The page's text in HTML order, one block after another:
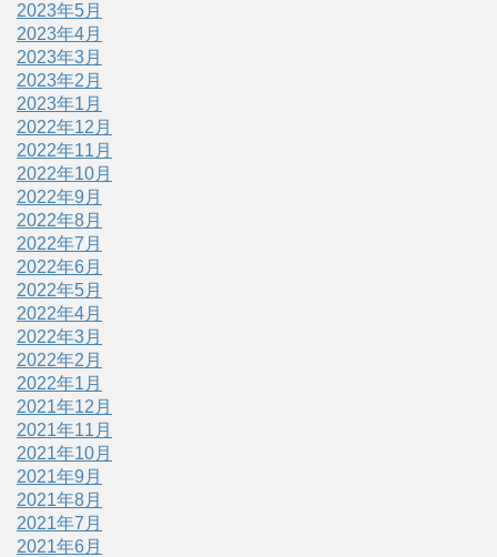
2023年5月
2023年4月
2023年3月
2023年2月
2023年1月
2022年12月
2022年11月
2022年10月
2022年9月
2022年8月
2022年7月
2022年6月
2022年5月
2022年4月
2022年3月
2022年2月
2022年1月
2021年12月
2021年11月
2021年10月
2021年9月
2021年8月
2021年7月
2021年6月